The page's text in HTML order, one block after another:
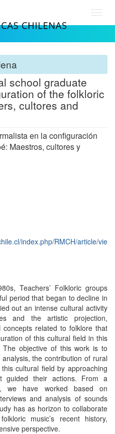
school graduate
of the folkloric
cultores and
en la configuración
Maestros, cultores y
index.php/RMCH/article/vie
Teachers’ Folkloric groups
period that began to decline in
out an intense cultural activity
and the artistic projection,
related to folklore that
of this cultural field in this
objective of this work is to
the contribution of rural
cultural field by approaching
guided their actions. From a
we have worked based on
and analysis of sounds
has as horizon to collaborate
music’s recent history,
perspective.